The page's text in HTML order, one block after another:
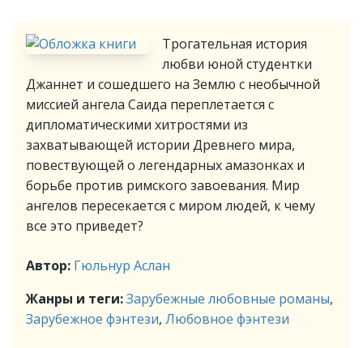
Трогательная история
любви юной студентки
Джаннет и сошедшего на Землю с необычной
миссией ангела Саида переплетается с
дипломатическими хитростями из
захватывающей истории Древнего мира,
повествующей о легендарных амазонках и
борьбе против римского завоевания. Мир
ангелов пересекается с миром людей, к чему
все это приведет?
Автор: Гюльнур Аслан
Жанры и теги:Зарубежные любовные романы,
Зарубежное фэнтези, Любовное фэнтези